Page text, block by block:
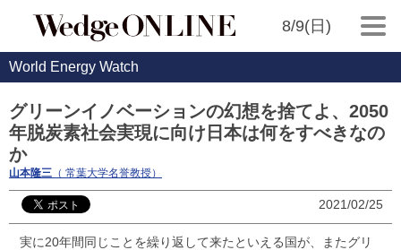
8/9(日)
World Energy Watch
グリーンイノベーションの幻想を捨てよ、2050
年脱炭素社会実現に向け日本は何をすべきなの
か
山本隆三 （ 常葉大学名誉教授）
2021/02/25
実に20年間同じことを繰り返して来たといえる国が、またグリ